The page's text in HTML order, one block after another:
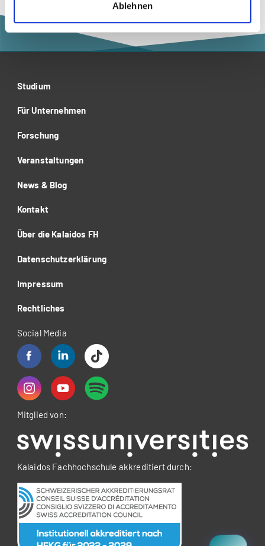
Ablehnen
Studium
Für Unternehmen
Forschung
Veranstaltungen
News & Blog
Kontakt
Über die Kalaidos FH
Datenschutzerklärung
Impressum
Rechtliches
Social Media
Mitglied von:
Kalaidos Fachhochschule akkreditiert durch: